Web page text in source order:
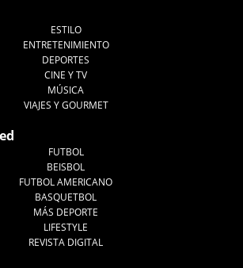
ESTILO
ENTRETENIMIENTO
DEPORTES
CINE Y TV
MÚSICA
VIAJES Y GOURMET
FUTBOL
BEISBOL
FUTBOL AMERICANO
BASQUETBOL
MÁS DEPORTE
LIFESTYLE
REVISTA DIGITAL